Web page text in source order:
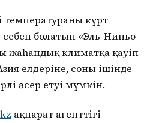
температураның күрт
себеп болатын «Эль-Ниньо-
жаһандық климатқа қауіп
елдеріне, соның ішінде
әсер етуі мүмкін.
ақпарат агенттігі